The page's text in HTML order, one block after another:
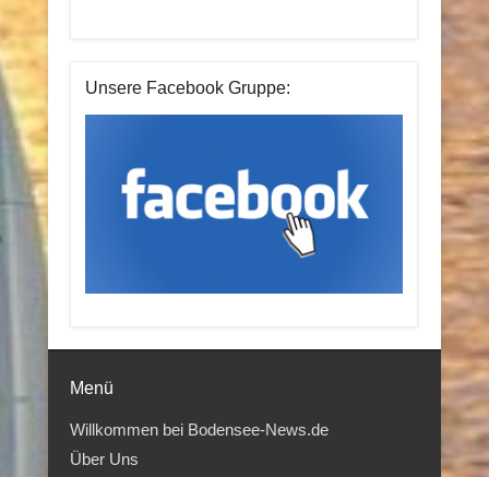
Unsere Facebook Gruppe:
Menü
Willkommen bei Bodensee-News.de
Über Uns